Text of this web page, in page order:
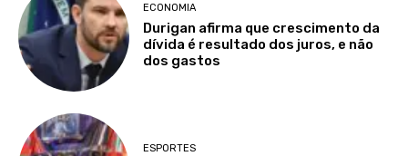
ECONOMIA
Durigan afirma que crescimento da
dívida é resultado dos juros, e não
dos gastos
ESPORTES